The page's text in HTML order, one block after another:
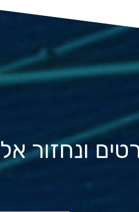
ונחזור